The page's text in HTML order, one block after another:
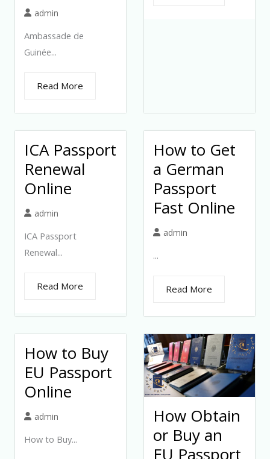
admin
Ambassade de
Guinée...
Read More
ICA Passport
Renewal
Online
admin
ICA Passport
Renewal...
Read More
How to Get
a German
Passport
Fast Online
admin
...
Read More
How to Buy
EU Passport
Online
admin
How to Buy...
How Obtain
or Buy an
EU Passport